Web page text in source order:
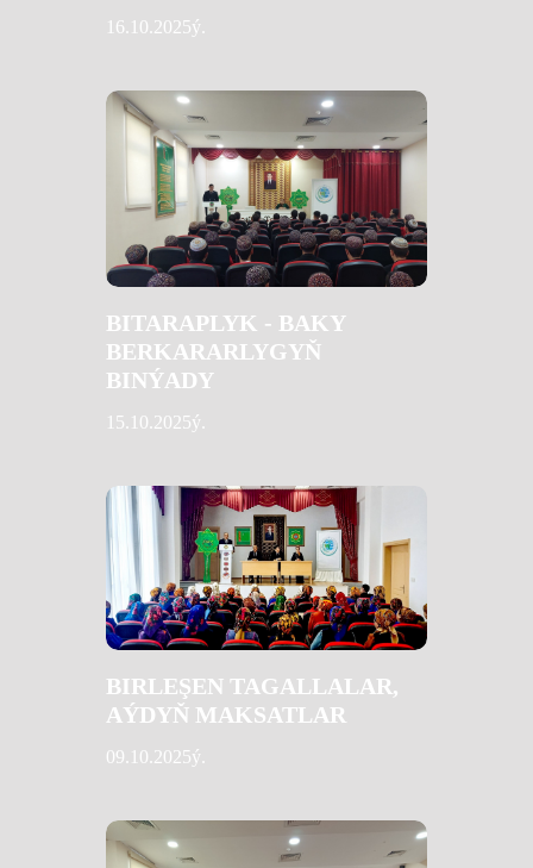
16.10.2025ý.
BITARAPLYK - BAKY
BERKARARLYGYŇ
BINÝADY
15.10.2025ý.
BIRLEŞEN TAGALLALAR,
AÝDYŇ MAKSATLAR
09.10.2025ý.